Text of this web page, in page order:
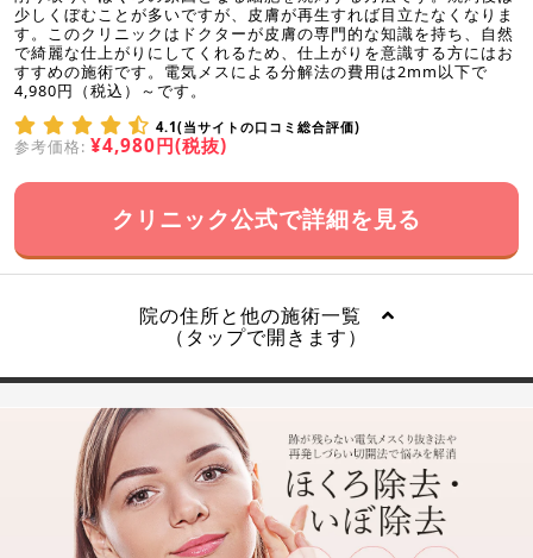
少しくぼむことが多いですが、皮膚が再生すれば目立たなくなりま
す。このクリニックはドクターが皮膚の専門的な知識を持ち、自然
で綺麗な仕上がりにしてくれるため、仕上がりを意識する方にはお
すすめの施術です。電気メスによる分解法の費用は2mm以下で
4,980円（税込）～です。
4.1(当サイトの口コミ総合評価)
参考価格: ¥4,980円(税抜)
クリニック公式で詳細を見る
院の住所と他の施術一覧
（タップで開きます）